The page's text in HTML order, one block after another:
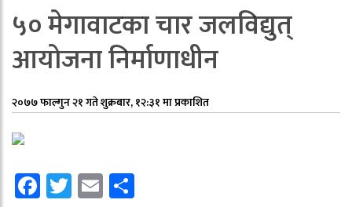
५० मेगावाटका चार जलविद्युत्
आयोजना निर्माणाधीन
२०७७ फाल्गुन २१ गते शुक्रबार, १२:३१ मा प्रकाशित
Facebook
Twitter
Email